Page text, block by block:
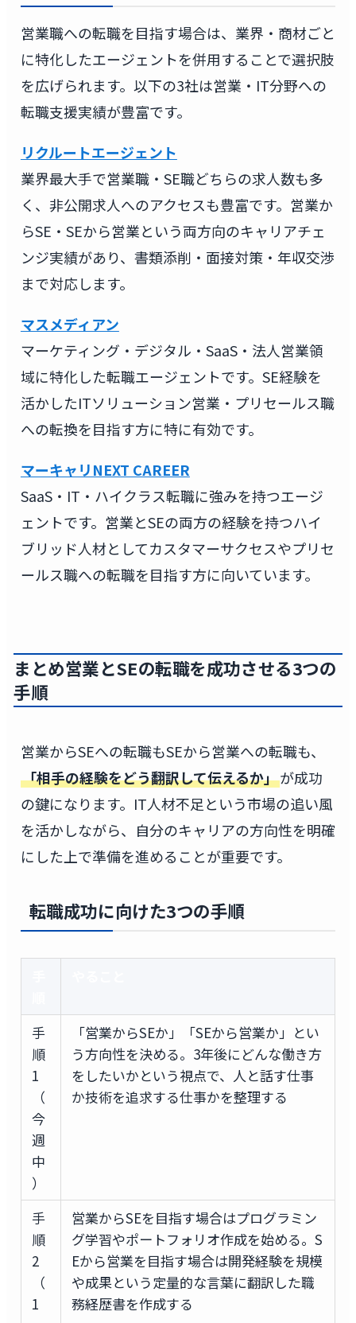
営業職への転職を目指す場合は、業界・商材ごと
に特化したエージェントを併用することで選択肢
を広げられます。以下の3社は営業・IT分野への
転職支援実績が豊富です。
リクルートエージェント
業界最大手で営業職・SE職どちらの求人数も多
く、非公開求人へのアクセスも豊富です。営業か
らSE・SEから営業という両方向のキャリアチェ
ンジ実績があり、書類添削・面接対策・年収交渉
まで対応します。
マスメディアン
マーケティング・デジタル・SaaS・法人営業領
域に特化した転職エージェントです。SE経験を
活かしたITソリューション営業・プリセールス職
への転換を目指す方に特に有効です。
マーキャリNEXT CAREER
SaaS・IT・ハイクラス転職に強みを持つエージ
ェントです。営業とSEの両方の経験を持つハイ
ブリッド人材としてカスタマーサクセスやプリセ
ールス職への転職を目指す方に向いています。
まとめ営業とSEの転職を成功させる3つの
手順
営業からSEへの転職もSEから営業への転職も、
「相手の経験をどう翻訳して伝えるか」が成功
の鍵になります。IT人材不足という市場の追い風
を活かしながら、自分のキャリアの方向性を明確
にした上で準備を進めることが重要です。
転職成功に向けた3つの手順
手
順
1
（
今
週
中
）
「営業からSEか」「SEから営業か」とい
う方向性を決める。3年後にどんな働き方
をしたいかという視点で、人と話す仕事
か技術を追求する仕事かを整理する
手
順
2
（
1
営業からSEを目指す場合はプログラミン
グ学習やポートフォリオ作成を始める。S
Eから営業を目指す場合は開発経験を規模
や成果という定量的な言葉に翻訳した職
務経歴書を作成する